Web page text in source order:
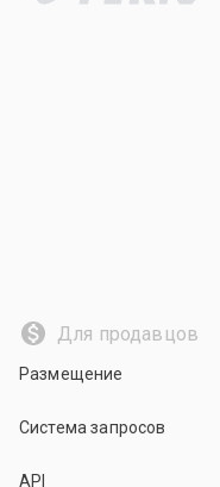
Для продавцов
Размещение
Система запросов
API